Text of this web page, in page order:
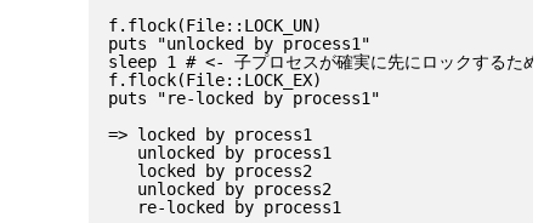
f.flock(File::LOCK_UN)
puts "unlocked by process1"
sleep 1 # <- 子プロセスが確実に先にロックするた
f.flock(File::LOCK_EX)
puts "re-locked by process1"
=> locked by process1
   unlocked by process1
   locked by process2
   unlocked by process2